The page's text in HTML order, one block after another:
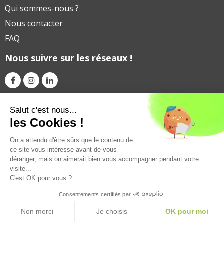
Qui sommes-nous ?
Nous contacter
FAQ
Nous suivre sur les réseaux !
Avec le soutien financier de
Mentions légales politique de confidentialité CGV CGU
Salut c'est nous...
les Cookies !
On a attendu d'être sûrs que le contenu de
ce site vous intéresse avant de vous
déranger, mais on aimerait bien vous accompagner pendant votre
visite...
C'est OK pour vous ?
Consentements certifiés par
Non merci Je choisis OK pour moi